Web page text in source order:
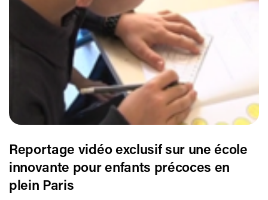
Reportage vidéo exclusif sur une école
innovante pour enfants précoces en
plein Paris